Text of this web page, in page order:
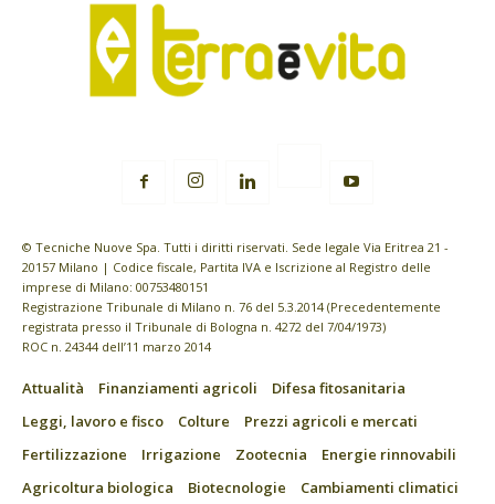
© Tecniche Nuove Spa. Tutti i diritti riservati. Sede legale Via Eritrea 21 -
20157 Milano | Codice fiscale, Partita IVA e Iscrizione al Registro delle
imprese di Milano: 00753480151
Registrazione Tribunale di Milano n. 76 del 5.3.2014 (Precedentemente
registrata presso il Tribunale di Bologna n. 4272 del 7/04/1973)
ROC n. 24344 dell’11 marzo 2014
Attualità Finanziamenti agricoli
Difesa fitosanitaria
Leggi, lavoro e fisco
Colture
Prezzi agricoli e mercati
Fertilizzazione
Irrigazione Zootecnia
Energie rinnovabili
Agricoltura biologica
Biotecnologie
Cambiamenti climatici